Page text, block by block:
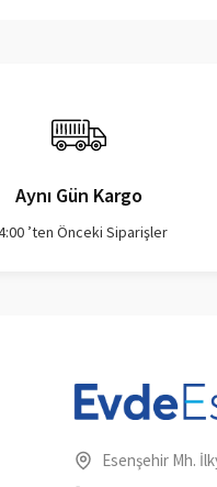
Aynı Gün Kargo
’ten Önceki Siparişler
Esenşehir Mh.